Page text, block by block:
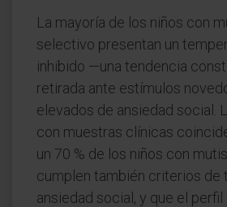
La mayoría de los niños con
selectivo presentan un
inhibido —una tendencia
retirada ante estímulos
elevados de ansiedad social.
con muestras clínicas
un 70 % de los niños con
cumplen también criterios de
ansiedad social, y que el